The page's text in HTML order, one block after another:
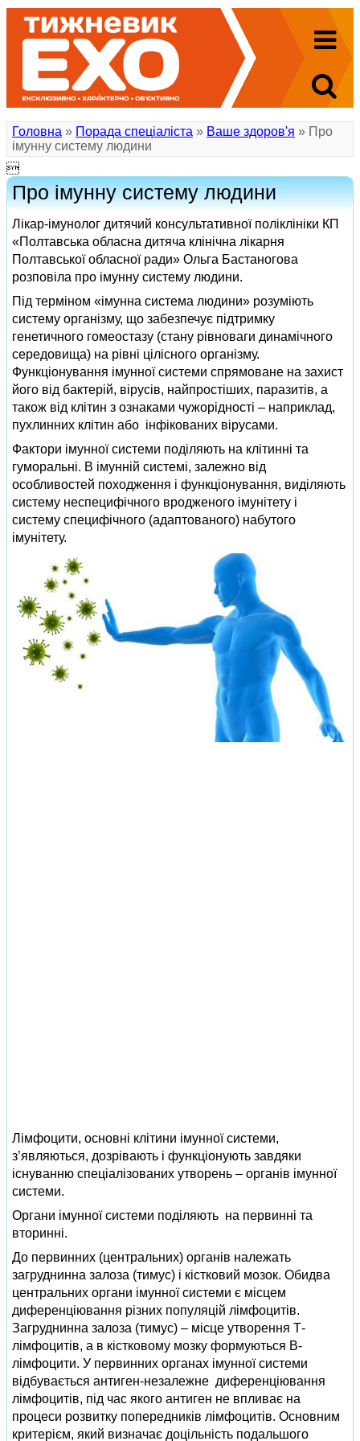
Головна » Порада спеціаліста » Ваше здоров'я » Про
імунну систему людини

Про імунну систему людини
Лікар-імунолог дитячий консультативної поліклініки КП
«Полтавська обласна дитяча клінічна лікарня
Полтавської обласної ради» Ольга Бастаногова
розповіла про імунну систему людини.
Під терміном «імунна система людини» розуміють
систему організму, що забезпечує підтримку
генетичного гомеостазу (стану рівноваги динамічного
середовища) на рівні цілісного організму.
Функціонування імунної системи спрямоване на захист
його від бактерій, вірусів, найпростіших, паразитів, а
також від клітин з ознаками чужорідності – наприклад,
пухлинних клітин або інфікованих вірусами.
Фактори імунної системи поділяють на клітинні та
гуморальні. В імунній системі, залежно від
особливостей походження і функціонування, виділяють
систему неспецифічного вродженого імунітету і
систему специфічного (адаптованого) набутого
імунітету.
Лімфоцити, основні клітини імунної системи,
з’являються, дозрівають і функціонують завдяки
існуванню спеціалізованих утворень – органів імунної
системи.
Органи імунної системи поділяють на первинні та
вторинні.
До первинних (центральних) органів належать
загруднинна залоза (тимус) і кістковий мозок. Обидва
центральних органи імунної системи є місцем
диференціювання різних популяцій лімфоцитів.
Загруднинна залоза (тимус) – місце утворення Т-
лімфоцитів, а в кістковому мозку формуються В-
лімфоцити. У первинних органах імунної системи
відбувається антиген-незалежне диференціювання
лімфоцитів, під час якого антиген не впливає на
процеси розвитку попередників лімфоцитів. Основним
критерієм, який визначає доцільність подальшого